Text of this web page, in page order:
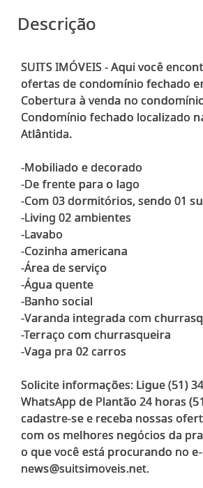
Descrição
SUITS IMÓVEIS - Aqui você
ofertas de condomínio fechado
Cobertura à venda no
Condomínio fechado localizado
Atlântida.
-Mobiliado e decorado
-De frente para o lago
-Com 03 dormitórios, sendo 01
-Living 02 ambientes
-Lavabo
-Cozinha americana
-Área de serviço
-Água quente
-Banho social
-Varanda integrada com
-Terraço com churrasqueira
-Vaga pra 02 carros
Solicite informações: Ligue (51)
WhatsApp de Plantão 24 horas
cadastre-se e receba nossas
com os melhores negócios da
o que você está procurando no